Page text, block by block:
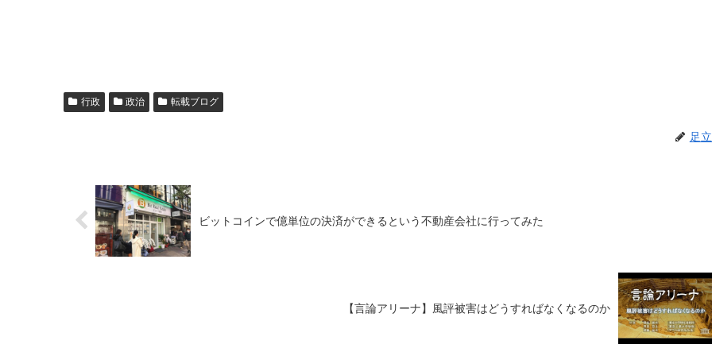
行政 政治 転載ブログ
足
ビットコインで億単位の決済ができるという不動産会社に行ってみた
【言論アリーナ】風評被害はどうすればなくなるのか